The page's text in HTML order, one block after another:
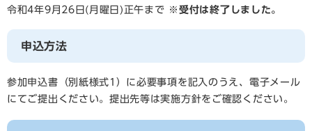
令和4年9月26日(月曜日)正午まで ※受付は終了しました。
申込方法
参加申込書（別紙様式1）に必要事項を記入のうえ、電子メール
にてご提出ください。提出先等は実施方針をご確認ください。